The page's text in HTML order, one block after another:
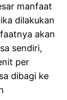
manfaat
dilakukan
akan
sendiri,
per
dibagi ke